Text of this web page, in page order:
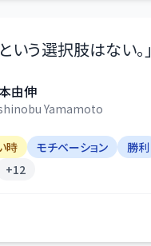
いう選択肢はない。 」
由伸
Yamamoto
時 モチベーション 勝利
+12